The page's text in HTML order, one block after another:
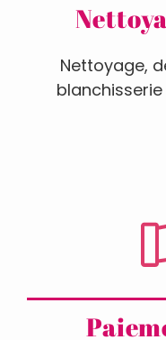
Nettoyage,